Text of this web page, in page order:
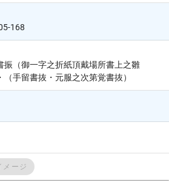
168
振（御一字之折紙頂戴場所書上之雛
手留書抜・元服之次第覚書抜）
メージ